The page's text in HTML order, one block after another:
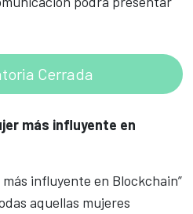
Cerrada
más influyente en
influyente en Blockchain”
aquellas mujeres